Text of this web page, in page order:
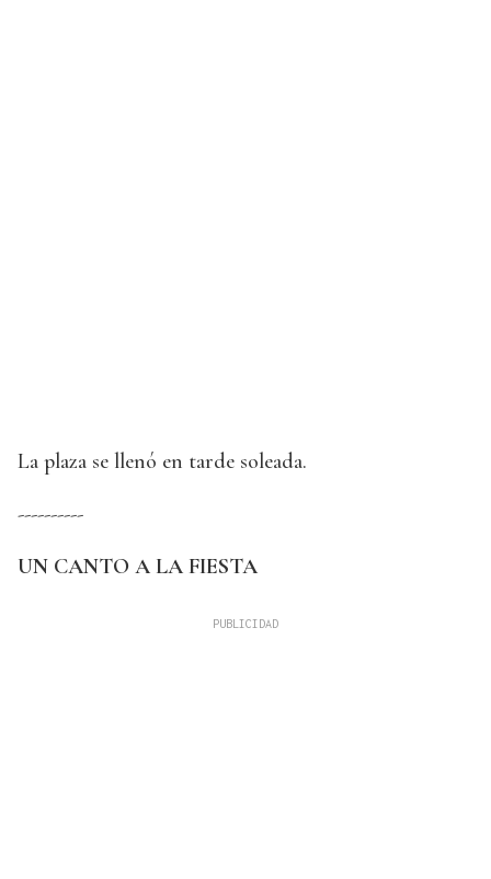
La plaza se llenó en tarde soleada.
----------
UN CANTO A LA FIESTA